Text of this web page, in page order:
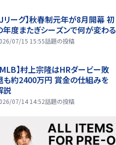
Jリーグ】秋春制元年が8月開幕 初
年度またぎシーズンで何が変わる
07/15 15:55話題の投稿
MLB】村上宗隆はHRダービー敗
も約2400万円 賞金の仕組みを
説
07/14 14:52話題の投稿